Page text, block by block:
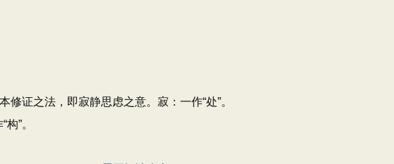
证之法，即寂静思虑之意。寂：一作“处”。
”。